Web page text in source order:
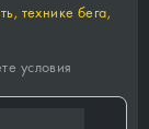
технике бега,
условия